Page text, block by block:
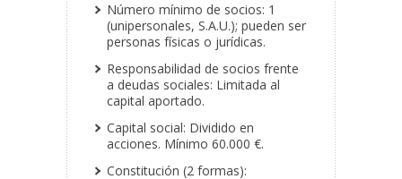
Número mínimo de socios: 1
(unipersonales, S.A.U.); pueden ser
personas físicas o jurídicas.
Responsabilidad de socios frente
a deudas sociales: Limitada al
capital aportado.
Capital social: Dividido en
acciones. Mínimo 60.000 €.
Constitución (2 formas):